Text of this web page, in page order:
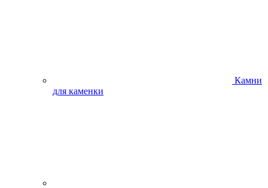
Камни
для каменки